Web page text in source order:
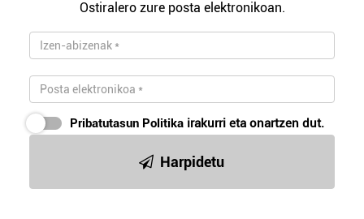
Ostiralero zure posta elektronikoan.
Pribatutasun Politika irakurri eta onartzen dut.
Harpidetu